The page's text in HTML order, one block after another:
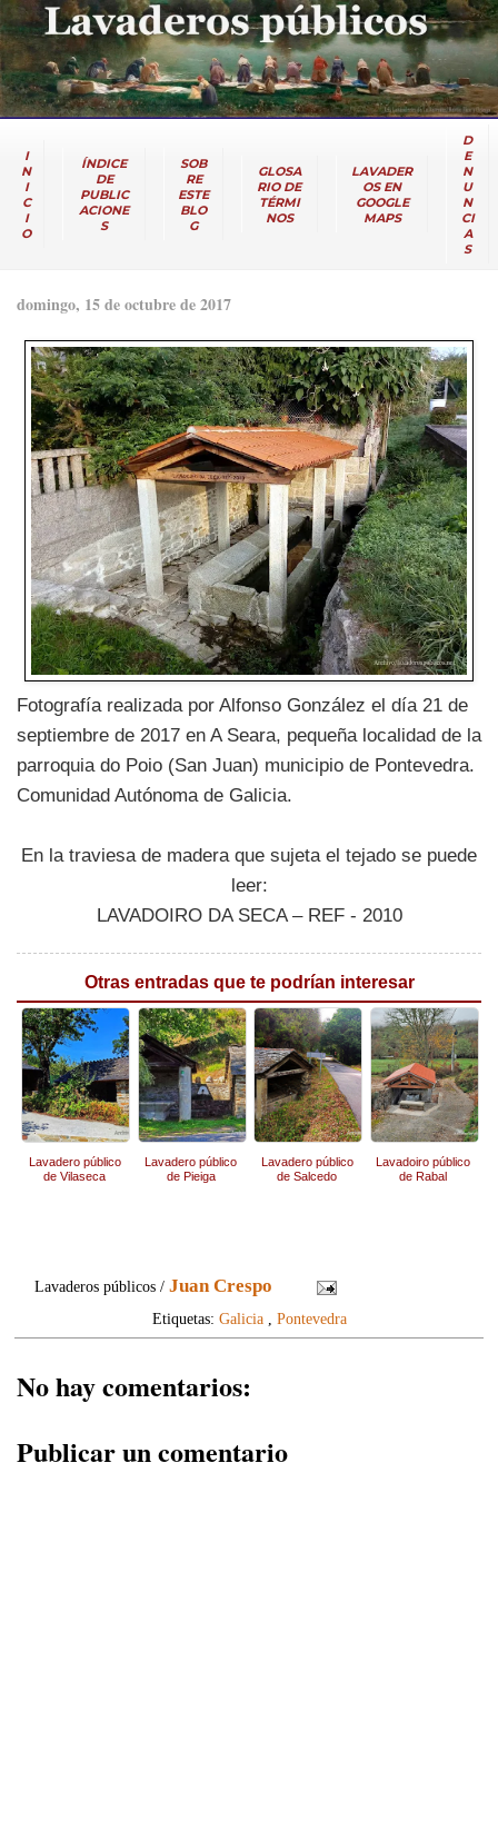
I
N
I
C
I
O
ÍNDICE
DE
PUBLIC
ACIONE
S
SOB
RE
ESTE
BLO
G
GLOSA
RIO DE
TÉRMI
NOS
LAVADER
OS EN
GOOGLE
MAPS
D
E
N
U
N
CI
A
S
domingo, 15 de octubre de 2017
Fotografía realizada por Alfonso González el día 21 de
septiembre de 2017 en A Seara, pequeña localidad de la
parroquia do Poio (San Juan) municipio de Pontevedra.
Comunidad Autónoma de Galicia.
En la traviesa de madera que sujeta el tejado se puede
leer:
LAVADOIRO DA SECA – REF - 2010
Otras entradas que te podrían interesar
Lavadero público
de Vilaseca
Lavadero público
de Pieiga
Lavadero público
de Salcedo
Lavadoiro público
de Rabal
Lavaderos públicos /Juan Crespo
Etiquetas: Galicia, Pontevedra
No hay comentarios:
Publicar un comentario